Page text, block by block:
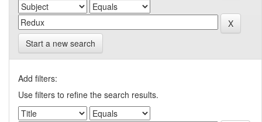
Start a new search
Add filters:
Use filters to refine the search results.